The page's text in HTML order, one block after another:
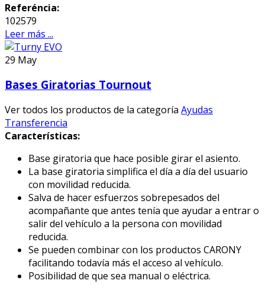
Referéncia:
102579
Leer más ...
29 May
Bases Giratorias Tournout
Ver todos los productos de la categoría Ayudas
Transferencia
Características:
Base giratoria que hace posible girar el asiento.
La base giratoria simplifica el día a día del usuario
con movilidad reducida.
Salva de hacer esfuerzos sobrepesados del
acompañante que antes tenía que ayudar a entrar o
salir del vehículo a la persona con movilidad
reducida.
Se pueden combinar con los productos CARONY
facilitando todavía más el acceso al vehículo.
Posibilidad de que sea manual o eléctrica.